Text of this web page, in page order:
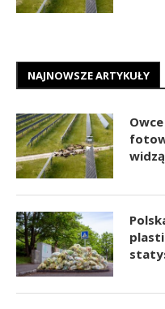
NAJNOWSZE ARTYKUŁY